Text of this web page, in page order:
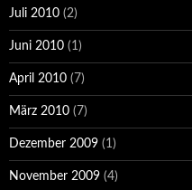
Juli 2010 (2)
Juni 2010 (1)
April 2010 (7)
März 2010 (7)
Dezember 2009 (1)
November 2009 (4)